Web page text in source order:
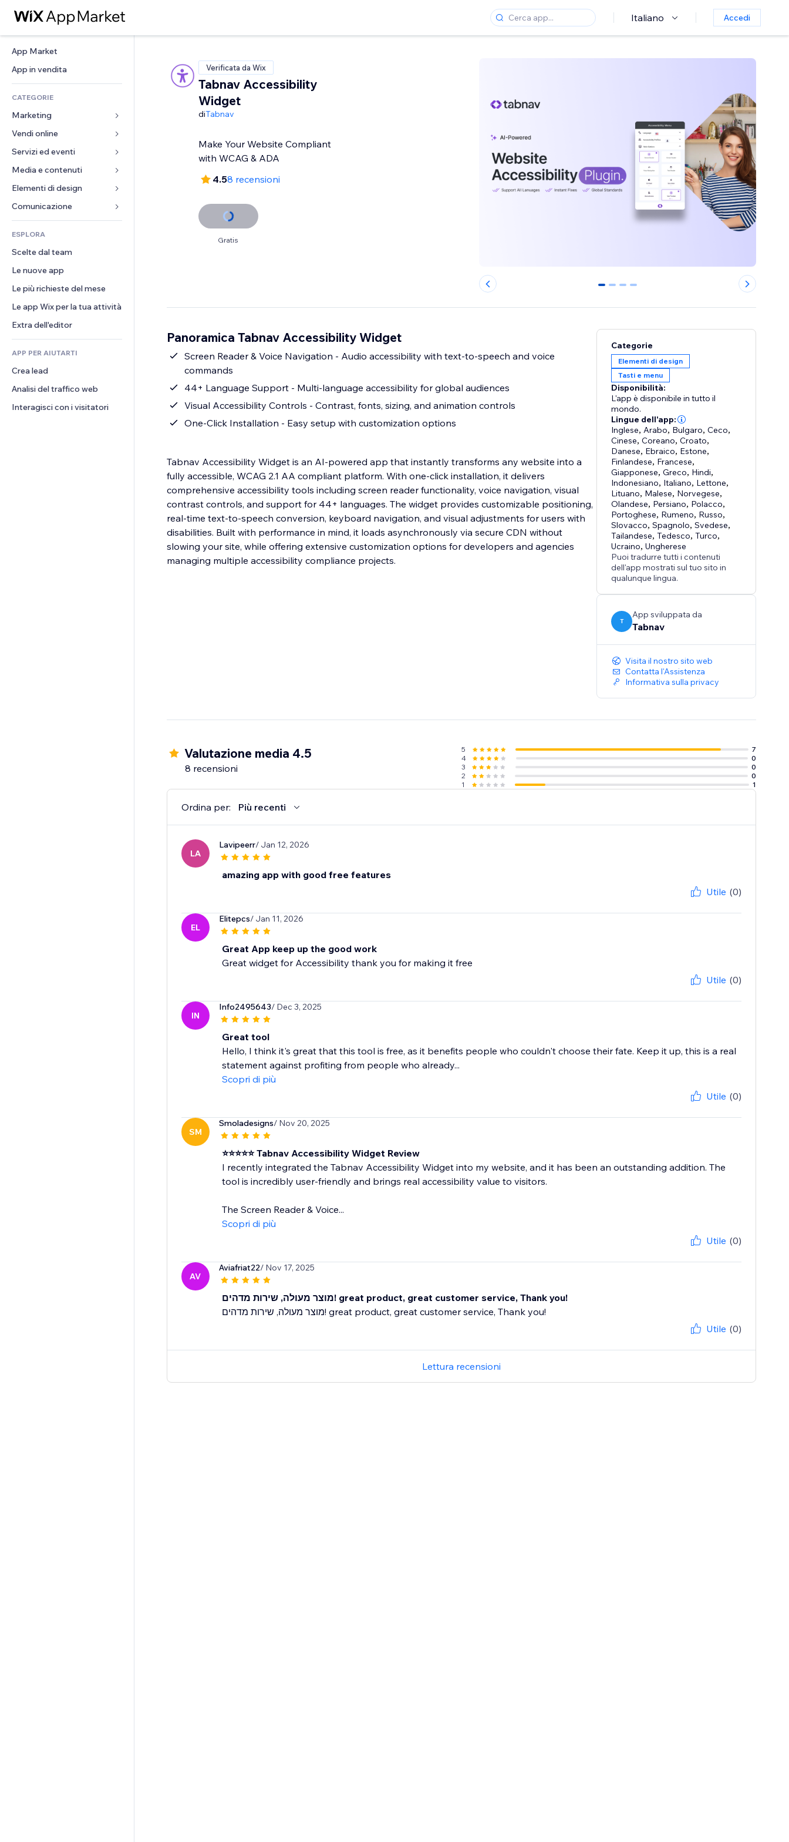
Italiano Accedi
App Market
App in vendita
CATEGORIE
Marketing
Inserzioni
Mobile
Dati analitici
Inserzioni sito
Email
Vendi online
App per Stores
Spedizione e consegna
Tasti Vendi
Amministrazione
Buoni e programmi fedeltà
Servizi ed eventi
Hotel
Eventi
Ristoranti
Immobiliare
Prenotazioni
Media e contenuti
Galleria
Musica
Podcast
Fotografia
Video
PDF
Condivisione file
Elementi di design
Mappe e navigazione
Privacy e sicurezza
Orologio
Template per pagine
Effetti immagine
Tasti e menu
Banner e badge
Calcolatrici
Cerca
Meteo
Grafici e tabelle
Moduli
Sondaggi
Chat
Commenti
Telefono
Community
Recensioni e testimonial
CRM
ESPLORA
Scelte dal team
Le nuove app
Le più richieste del mese
Le app Wix per la tua attività
Extra dell'editor
APP PER AIUTARTI
Crea lead
Analisi del traffico web
Interagisci con i visitatori
Verificata da Wix
Tabnav Accessibility
Widget
diTabnav
Make Your Website Compliant
with WCAG & ADA
4.58 recensioni
Gratis
0 1 2 3
Panoramica Tabnav Accessibility Widget
Screen Reader & Voice Navigation - Audio accessibility with text-to-speech and voice
commands
44+ Language Support - Multi-language accessibility for global audiences
Visual Accessibility Controls - Contrast, fonts, sizing, and animation controls
One-Click Installation - Easy setup with customization options
Tabnav Accessibility Widget is an AI-powered app that instantly transforms any website into a
fully accessible, WCAG 2.1 AA compliant platform. With one-click installation, it delivers
comprehensive accessibility tools including screen reader functionality, voice navigation, visual
contrast controls, and support for 44+ languages. The widget provides customizable positioning,
real-time text-to-speech conversion, keyboard navigation, and visual adjustments for users with
disabilities. Built with performance in mind, it loads asynchronously via secure CDN without
slowing your site, while offering extensive customization options for developers and agencies
managing multiple accessibility compliance projects.
Categorie
Elementi di design
Tasti e menu
Disponibilità:
L'app è disponibile in tutto il
mondo.
Lingue dell'app:
Inglese, Arabo, Bulgaro,Ceco,
Cinese,Coreano,Croato,
Danese, Ebraico, Estone,
Finlandese, Francese,
Giapponese,Greco, Hindi,
Indonesiano, Italiano, Lettone,
Lituano, Malese, Norvegese,
Olandese, Persiano, Polacco,
Portoghese, Rumeno, Russo,
Slovacco,Spagnolo,Svedese,
Tailandese,Tedesco,Turco,
Ucraino,Ungherese
Puoi tradurre tutti i contenuti
dell'app mostrati sul tuo sito in
qualunque lingua.
T
App sviluppata da
Tabnav
Visita il nostro sito web
Contatta l'Assistenza
Informativa sulla privacy
Valutazione media 4.5
8 recensioni
5
7
4
0
3
0
2
0
1
1
Ordina per: Più recenti
LA
Lavipeerr/ Jan 12, 2026
amazing app with good free features
Utile (0)
EL
Elitepcs/ Jan 11, 2026
Great App keep up the good work
Great widget for Accessibility thank you for making it free
Utile (0)
IN
Info2495643/ Dec 3, 2025
Great tool
Hello, I think it's great that this tool is free, as it benefits people who couldn't choose their fate. Keep it up, this is a real
statement against profiting from people who already...
Scopri di più
Utile (0)
SM
Smoladesigns/ Nov 20, 2025
⭐️⭐️⭐️⭐️⭐️ Tabnav Accessibility Widget Review
I recently integrated the Tabnav Accessibility Widget into my website, and it has been an outstanding addition. The
tool is incredibly user-friendly and brings real accessibility value to visitors.
The Screen Reader & Voice...
Scopri di più
Utile (0)
AV
Aviafriat22/ Nov 17, 2025
מוצר מעולה, שירות מדהים! great product, great customer service, Thank you!
מוצר מעולה, שירות מדהים! great product, great customer service, Thank you!
Utile (0)
Lettura recensioni